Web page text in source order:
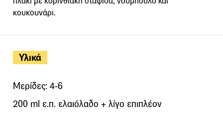
Υλικά
Μερίδες: 4-6
200 ml ε.π. ελαιόλαδο + λίγο επιπλέον
κουκουνάρι.